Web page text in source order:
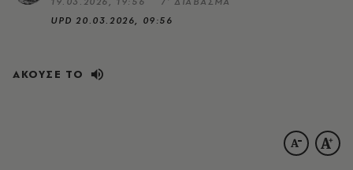
UPD20.03.2026, 09:56
ΑΚΟΥΣΕ ΤΟ